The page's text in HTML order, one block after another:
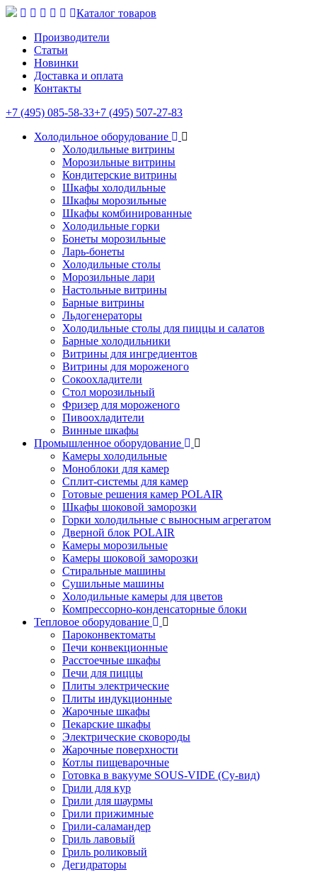
Каталог товаров
Производители
Статьи
Новинки
Доставка и оплата
Контакты
+7 (495) 085-58-33+7 (495) 507-27-83
Холодильное оборудование
Холодильные витрины
Морозильные витрины
Кондитерские витрины
Шкафы холодильные
Шкафы морозильные
Шкафы комбинированные
Холодильные горки
Бонеты морозильные
Ларь-бонеты
Холодильные столы
Морозильные лари
Настольные витрины
Барные витрины
Льдогенераторы
Холодильные столы для пиццы и салатов
Барные холодильники
Витрины для ингредиентов
Витрины для мороженого
Сокоохладители
Стол морозильный
Фризер для мороженого
Пивоохладители
Винные шкафы
Промышленное оборудование
Камеры холодильные
Моноблоки для камер
Сплит-системы для камер
Готовые решения камер POLAIR
Шкафы шоковой заморозки
Горки холодильные с выносным агрегатом
Дверной блок POLAIR
Камеры морозильные
Камеры шоковой заморозки
Стиральные машины
Сушильные машины
Холодильные камеры для цветов
Компрессорно-конденсаторные блоки
Тепловое оборудование
Пароконвектоматы
Печи конвекционные
Расстоечные шкафы
Печи для пиццы
Плиты электрические
Плиты индукционные
Жарочные шкафы
Пекарские шкафы
Электрические сковороды
Жарочные поверхности
Котлы пищеварочные
Готовка в вакууме SOUS-VIDE (Су-вид)
Грили для кур
Грили для шаурмы
Грили прижимные
Грили-саламандер
Гриль лавовый
Гриль роликовый
Дегидраторы